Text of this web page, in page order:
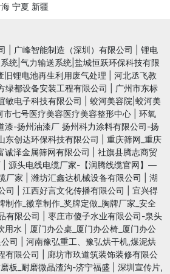
宁夏 新疆
广峰智能制造（深圳）有限公司
锂电
统|气力输送系统|盐城恒跃环保科技有限
锂电池再生利用废气处理
河北丞飞教
绿都设备安装工程有限公司
广州市东标
敏电子科技有限公司
蛟河美容院|蛟河美
七号医疗美容医疗美容整形中心
环氧
漆-扬州油漆厂 扬州科力涂料有限公司-扬
东创达环保科技有限公司
重庆筛网_重庆
诚泽金属筛网有限公司
社旗县腾志商贸
源头电线电缆厂家-【润腾线缆官网】—
厂家
潍坊汇鑫达机械设备有限公司
湖
司
江西好言文化传播有限公司
宜兴得
制作_徽章制作_奖牌定做_胸牌厂家_安全
有限公司
枣庄市傻子水业有限公司-泉头
用水
厦门办公桌_厦门办公椅_厦门办公
司
河南豫弘重工、豫弘烘干机,煤泥烘
有限公司
廊坊市玖道筑装饰装修有限公
板_耐磨微晶渣沟-济宁福盛
深圳宣传片,